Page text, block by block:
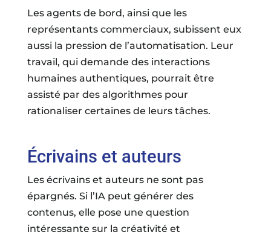
Les agents de bord, ainsi que les
représentants commerciaux, subissent eux
aussi la pression de l’automatisation. Leur
travail, qui demande des interactions
humaines authentiques, pourrait être
assisté par des algorithmes pour
rationaliser certaines de leurs tâches.
Écrivains et auteurs
Les écrivains et auteurs ne sont pas
épargnés. Si l’IA peut générer des
contenus, elle pose une question
intéressante sur la créativité et